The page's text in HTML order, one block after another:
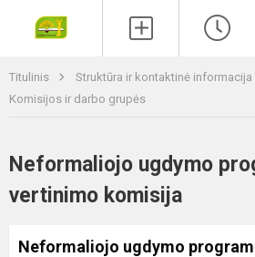
Titulinis
Struktūra ir kontaktinė informacija
Komisijos ir darbo grupės
Neformaliojo ugdymo
vertinimo komisija
Neformaliojo ugdymo